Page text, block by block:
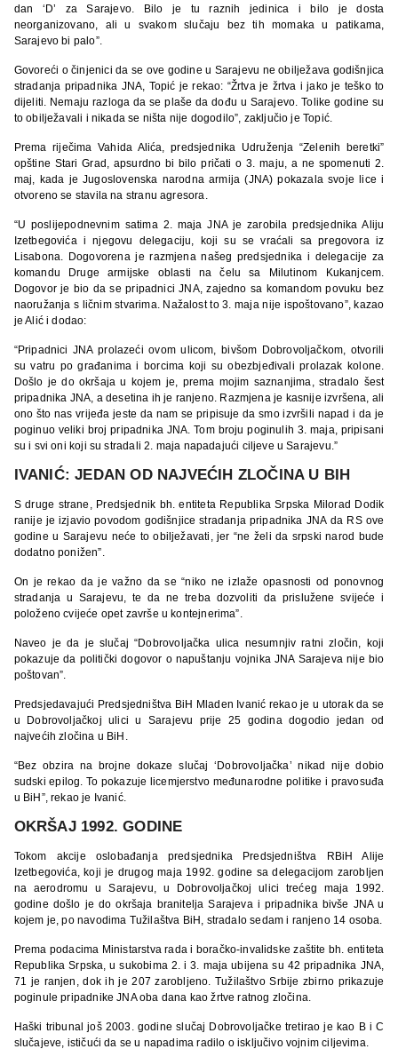
dan ‘D’ za Sarajevo. Bilo je tu raznih jedinica i bilo je dosta
neorganizovano, ali u svakom slučaju bez tih momaka u patikama,
Sarajevo bi palo”.
Govoreći o činjenici da se ove godine u Sarajevu ne obilježava godišnjica
stradanja pripadnika JNA, Topić je rekao: “Žrtva je žrtva i jako je teško to
dijeliti. Nemaju razloga da se plaše da dođu u Sarajevo. Tolike godine su
to obilježavali i nikada se ništa nije dogodilo”, zaključio je Topić.
Prema riječima Vahida Alića, predsjednika Udruženja “Zelenih beretki”
opštine Stari Grad, apsurdno bi bilo pričati o 3. maju, a ne spomenuti 2.
maj, kada je Jugoslovenska narodna armija (JNA) pokazala svoje lice i
otvoreno se stavila na stranu agresora.
“U poslijepodnevnim satima 2. maja JNA je zarobila predsjednika Aliju
Izetbegovića i njegovu delegaciju, koji su se vraćali sa pregovora iz
Lisabona. Dogovorena je razmjena našeg predsjednika i delegacije za
komandu Druge armijske oblasti na čelu sa Milutinom Kukanjcem.
Dogovor je bio da se pripadnici JNA, zajedno sa komandom povuku bez
naoružanja s ličnim stvarima. Nažalost to 3. maja nije ispoštovano”, kazao
je Alić i dodao:
“Pripadnici JNA prolazeći ovom ulicom, bivšom Dobrovoljačkom, otvorili
su vatru po građanima i borcima koji su obezbjeđivali prolazak kolone.
Došlo je do okršaja u kojem je, prema mojim saznanjima, stradalo šest
pripadnika JNA, a desetina ih je ranjeno. Razmjena je kasnije izvršena, ali
ono što nas vrijeđa jeste da nam se pripisuje da smo izvršili napad i da je
poginuo veliki broj pripadnika JNA. Tom broju poginulih 3. maja, pripisani
su i svi oni koji su stradali 2. maja napadajući ciljeve u Sarajevu.”
IVANIĆ: JEDAN OD NAJVEĆIH ZLOČINA U BIH
S druge strane, Predsjednik bh. entiteta Republika Srpska Milorad Dodik
ranije je izjavio povodom godišnjice stradanja pripadnika JNA da RS ove
godine u Sarajevu neće to obilježavati, jer “ne želi da srpski narod bude
dodatno ponižen”.
On je rekao da je važno da se “niko ne izlaže opasnosti od ponovnog
stradanja u Sarajevu, te da ne treba dozvoliti da prislužene svijeće i
položeno cvijeće opet završe u kontejnerima”.
Naveo je da je slučaj “Dobrovoljačka ulica nesumnjiv ratni zločin, koji
pokazuje da politički dogovor o napuštanju vojnika JNA Sarajeva nije bio
poštovan”.
Predsjedavajući Predsjedništva BiH Mladen Ivanić rekao je u utorak da se
u Dobrovoljačkoj ulici u Sarajevu prije 25 godina dogodio jedan od
najvećih zločina u BiH.
“Bez obzira na brojne dokaze slučaj ‘Dobrovoljačka’ nikad nije dobio
sudski epilog. To pokazuje licemjerstvo međunarodne politike i pravosuđa
u BiH”, rekao je Ivanić.
OKRŠAJ 1992. GODINE
Tokom akcije oslobađanja predsjednika Predsjedništva RBiH Alije
Izetbegovića, koji je drugog maja 1992. godine sa delegacijom zarobljen
na aerodromu u Sarajevu, u Dobrovoljačkoj ulici trećeg maja 1992.
godine došlo je do okršaja branitelja Sarajeva i pripadnika bivše JNA u
kojem je, po navodima Tužilaštva BiH, stradalo sedam i ranjeno 14 osoba.
Prema podacima Ministarstva rada i boračko-invalidske zaštite bh. entiteta
Republika Srpska, u sukobima 2. i 3. maja ubijena su 42 pripadnika JNA,
71 je ranjen, dok ih je 207 zarobljeno. Tužilaštvo Srbije zbirno prikazuje
poginule pripadnike JNA oba dana kao žrtve ratnog zločina.
Haški tribunal još 2003. godine slučaj Dobrovoljačke tretirao je kao B i C
slučajeve, ističući da se u napadima radilo o isključivo vojnim ciljevima.